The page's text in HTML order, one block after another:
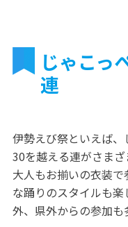
じゃこっ
連
伊勢えび祭といえば、
30を越える連がさま
大人もお揃いの衣装
な踊りのスタイルも
外、県外からの参加も